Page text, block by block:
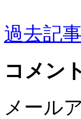
過去記
コメン
メール